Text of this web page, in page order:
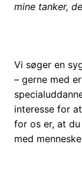
mine tanker,
Vi søger en
– gerne med
interesse for
for os er, at
med